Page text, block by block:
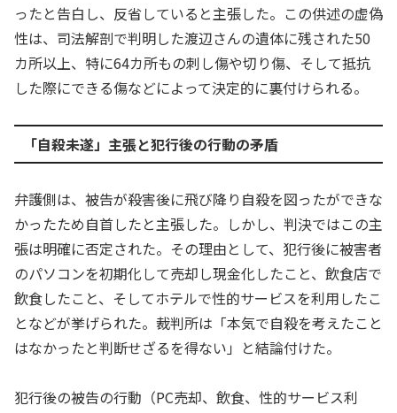
ったと告白し、反省していると主張した。この供述の虚偽
性は、司法解剖で判明した渡辺さんの遺体に残された50
カ所以上、特に64カ所もの刺し傷や切り傷、そして抵抗
した際にできる傷などによって決定的に裏付けられる。
「自殺未遂」主張と犯行後の行動の矛盾
弁護側は、被告が殺害後に飛び降り自殺を図ったができな
かったため自首したと主張した。しかし、判決ではこの主
張は明確に否定された。その理由として、犯行後に被害者
のパソコンを初期化して売却し現金化したこと、飲食店で
飲食したこと、そしてホテルで性的サービスを利用したこ
となどが挙げられた。裁判所は「本気で自殺を考えたこと
はなかったと判断せざるを得ない」と結論付けた。
犯行後の被告の行動（PC売却、飲食、性的サービス利